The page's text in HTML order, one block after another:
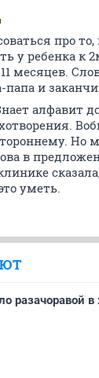
про
у ребенка к
месяцев.
и
алфавит
Но
в
уметь.
разачоравой